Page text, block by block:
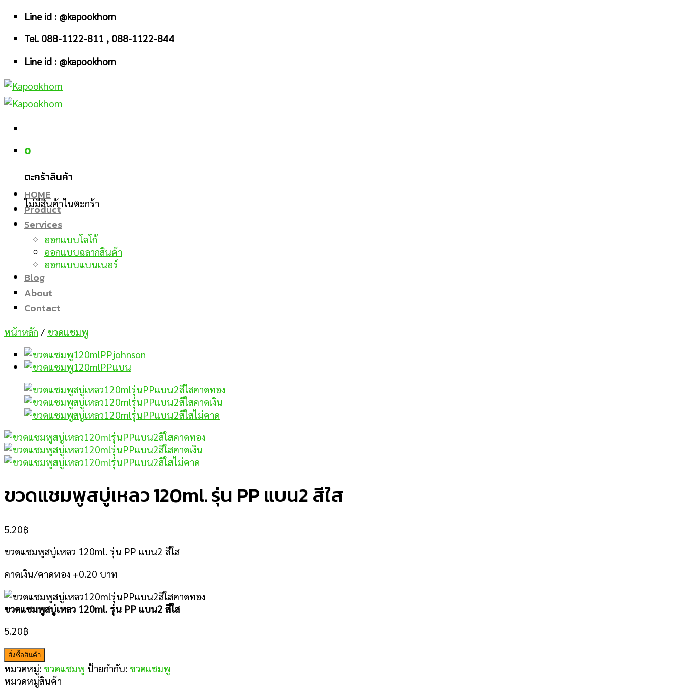
Skip
content
Line id : @kapookhom
Tel. 088-1122-811 , 088-1122-844
Line id : @kapookhom
0
ตะกร้าสินค้า
ไม่มีสินค้าในตะกร้า
HOME
Product
Services
ออกแบบโลโก้
ออกแบบฉลากสินค้า
ออกแบบแบนเนอร์
Blog
About
Contact
หน้าหลัก / ขวดแชมพู
ขวดแชมพูสบู่เหลว 120ml. รุ่น PP แบน2 สีใส
5.20฿
ขวดแชมพูสบู่เหลว 120ml. รุ่น PP แบน2 สีใส
คาดเงิน/คาดทอง +0.20 บาท
ขวดแชมพูสบู่เหลว 120ml. รุ่น PP แบน2 สีใส
5.20฿
สั่งซื้อสินค้า
หมวดหมู่: ขวดแชมพู ป้ายกำกับ: ขวดแชมพู
หมวดหมู่สินค้า